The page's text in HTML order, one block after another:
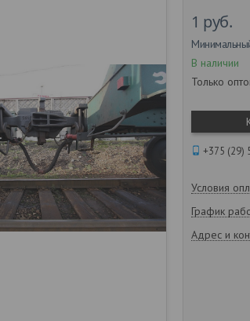
1 руб.
В наличии
Только
+375 (29)
Условия
График
Адрес и